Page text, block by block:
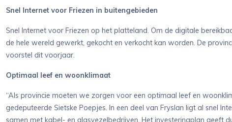
Snel Internet voor Friezen in buitengebieden
Snel Internet voor Friezen op het platteland. Om de digitale
de hele wereld gewerkt, gekocht en verkocht kan worden. De
voorstel dit voorjaar.
Optimaal leef en woonklimaat
“Als provincie moeten we zorgen voor een optimaal leef en
gedeputeerde Sietske Poepjes. In een deel van Fryslan ligt al snel
samen met kabel- en glasvezelbedrijven. Het investeringplan geeft